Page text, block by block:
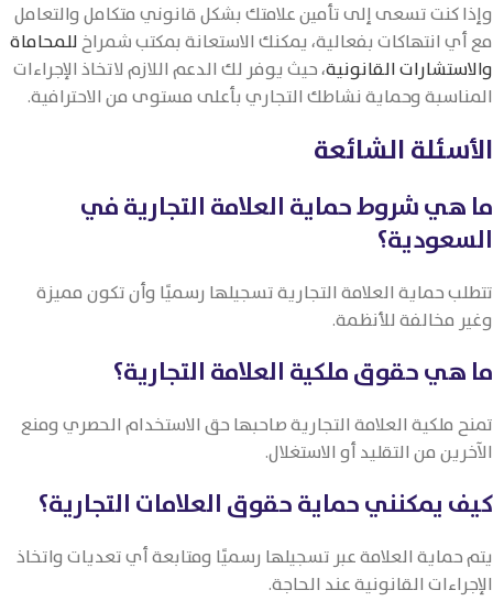
وإذا كنت تسعى إلى تأمين علامتك بشكل قانوني متكامل والتعامل
مع أي انتهاكات بفعالية، يمكنك الاستعانة بمكتب شمراخللمحاماة
والاستشارات القانونية، حيث يوفر لك الدعم اللازم لاتخاذ الإجراءات
المناسبة وحماية نشاطك التجاري بأعلى مستوى من الاحترافية.
الأسئلة الشائعة
ما هي شروط حماية العلامة التجارية في
السعودية؟
تتطلب حماية العلامة التجارية تسجيلها رسميًا وأن تكون مميزة
وغير مخالفة للأنظمة.
ما هي حقوق ملكية العلامة التجارية؟
تمنح ملكية العلامة التجارية صاحبها حق الاستخدام الحصري ومنع
الآخرين من التقليد أو الاستغلال.
كيف يمكنني حماية حقوق العلامات التجارية؟
يتم حماية العلامة عبر تسجيلها رسميًا ومتابعة أي تعديات واتخاذ
الإجراءات القانونية عند الحاجة.